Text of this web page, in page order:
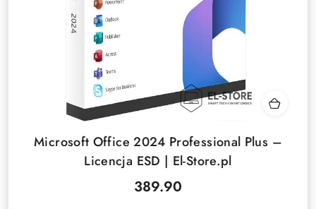
Microsoft Office 2024 Professional Plus –
Licencja ESD | El-Store.pl
Cena:
389.90